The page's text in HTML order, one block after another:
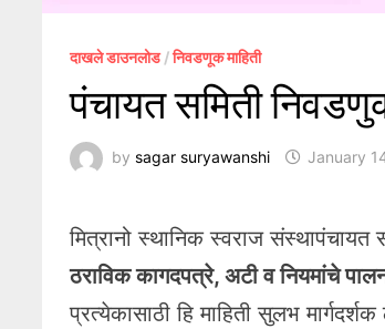
दाखले डाउनलोड/निवडणूक माहिती
पंचायत समिती
bysagar suryawanshi January
मित्रानो स्थानिक स्वराज संस्थापंचायत
ठराविक कागदपत्रे, अटी व नियमांचे
प्रत्येकासाठी हि माहिती सुलभ